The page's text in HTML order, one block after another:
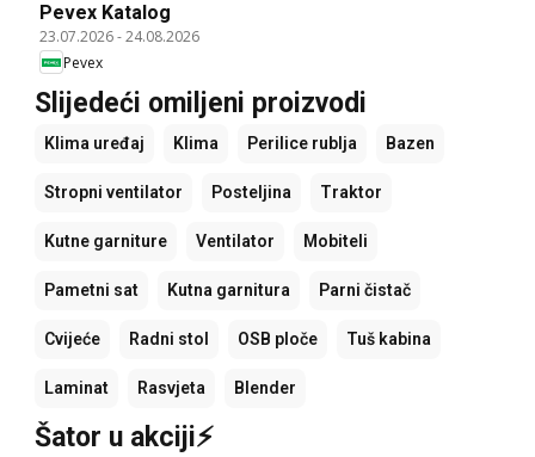
Pevex Katalog
23.07.2026-24.08.2026
Pevex
Slijedeći omiljeni proizvodi
Klima uređaj Klima Perilice rublja Bazen
Stropni ventilator Posteljina Traktor
Kutne garniture Ventilator Mobiteli
Pametni sat Kutna garnitura Parni čistač
Cvijeće Radni stol OSB ploče Tuš kabina
Laminat Rasvjeta Blender
Šator u akciji⚡